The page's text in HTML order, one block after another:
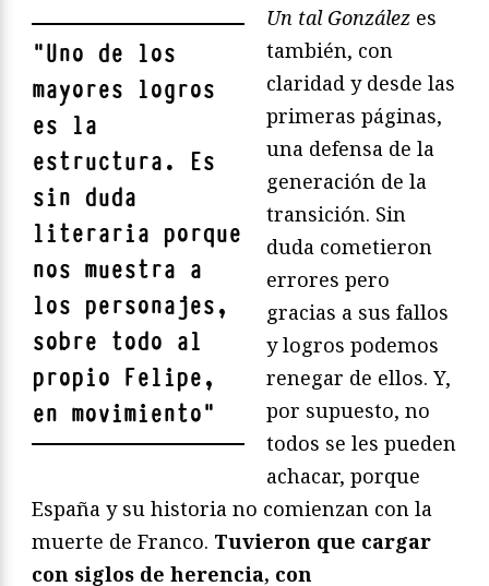
"Uno de los
mayores logros
es la
estructura. Es
sin duda
literaria porque
nos muestra a
los personajes,
sobre todo al
propio Felipe,
en movimiento"
Un tal González es
también, con
claridad y desde las
primeras páginas,
una defensa de la
generación de la
transición. Sin
duda cometieron
errores pero
gracias a sus fallos
y logros podemos
renegar de ellos. Y,
por supuesto, no
todos se les pueden
achacar, porque
España y su historia no comienzan con la
muerte de Franco. Tuvieron que cargar
con siglos de herencia, con